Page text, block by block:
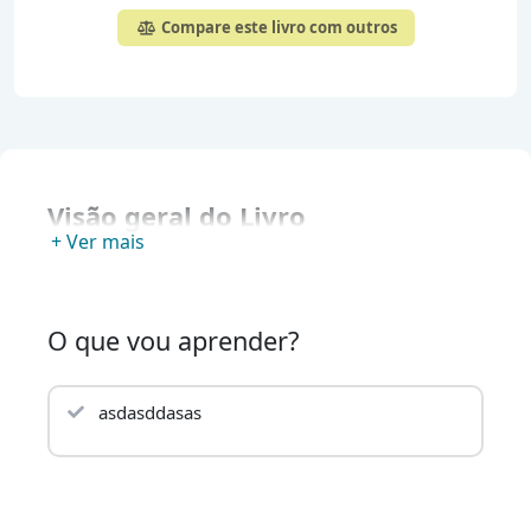
+ Ver mais
Visão geral do Livro
O que vou aprender?
asdasddasas
Compare este livro com outros